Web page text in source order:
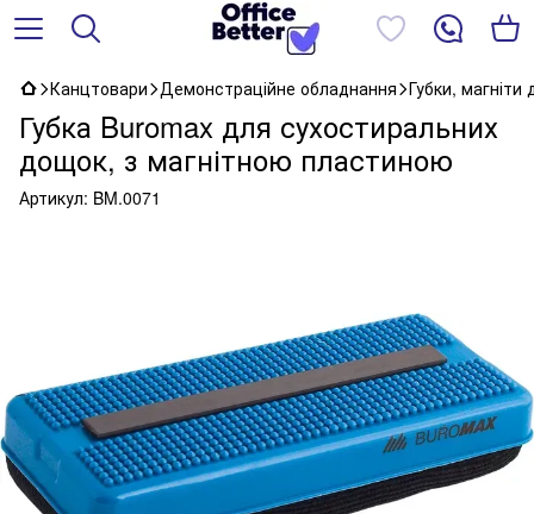
Канцтовари Демонстраційне обладнання Губки,
Губка Buromax для сухостиральних
дощок, з магнітною пластиною
Артикул: BM.0071